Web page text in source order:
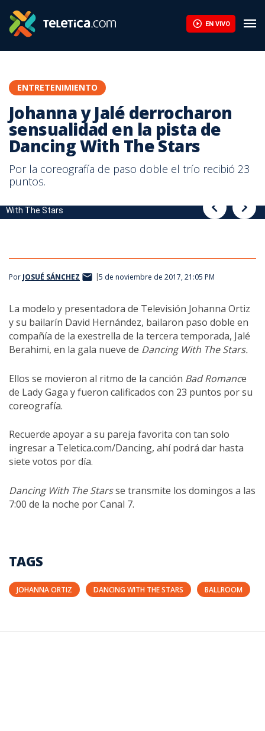
EN VIVO
ENTRETENIMIENTO
Johanna y Jalé derrocharon
sensualidad en la pista de
Dancing With The Stars
Por la coreografía de paso doble el trío recibió 23
puntos.
With The Stars
With The Stars
Por JOSUÉ SÁNCHEZ 5 de noviembre de 2017, 21:05 PM
La modelo y presentadora de Televisión Johanna Ortiz
y su bailarín David Hernández, bailaron paso doble en
compañía de la exestrella de la tercera temporada, Jalé
Berahimi, en la gala nueve de Dancing With The Stars.
Ellos se movieron al ritmo de la canción Bad Romance
de Lady Gaga y fueron calificados con 23 puntos por su
coreografía.
Recuerde apoyar a su pareja favorita con tan solo
ingresar a Teletica.com/Dancing, ahí podrá dar hasta
siete votos por día.
Dancing With The Starsse transmite los domingos a las
7:00 de la noche por Canal 7.
TAGS
JOHANNA ORTIZ DANCING WITH THE STARS BALLROOM